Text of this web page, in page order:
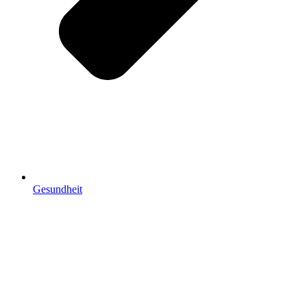
Gesundheit